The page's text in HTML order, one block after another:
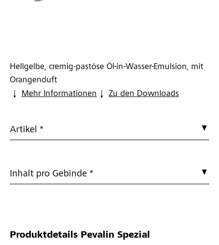
Hellgelbe, cremig-pastöse Öl-in-Wasser-Emulsion, mit
Orangenduft
Mehr Informationen
Zu den Downloads
Artikel *
Inhalt pro Gebinde *
Produktdetails Pevalin Spezial